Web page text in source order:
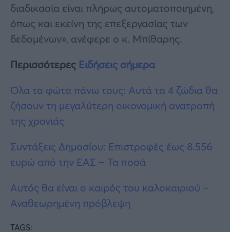
διαδικασία είναι πλήρως αυτοματοποιημένη,
όπως και εκείνη της επεξεργασίας των
δεδομένων», ανέφερε ο κ. Μπίθαρης.
Περισσότερες Ειδήσεις σήμερα
Όλα τα φώτα πάνω τους: Αυτά τα 4 ζώδια θα
ζήσουν τη μεγαλύτερη οικονομική ανατροπή
της χρονιάς
Συντάξεις Δημοσίου: Επιστροφές έως 8.556
ευρώ από την ΕΑΣ – Τα ποσά
Αυτός θα είναι ο καιρός του καλοκαιριού –
Αναθεωρημένη πρόβλεψη
TAGS: